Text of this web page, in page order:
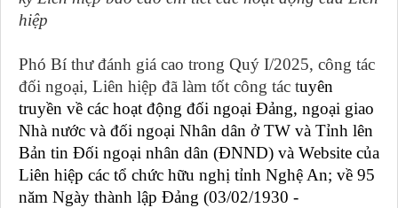
hiệp
Phó Bí thư đánh giá cao trong Quý I/2025, công tác
đối ngoại, Liên hiệp đã làm tốt công tác tuyên
truyền về các hoạt động đối ngoại Đảng, ngoại giao
Nhà nước và đối ngoại Nhân dân ở TW và Tỉnh lên
Bản tin Đối ngoại nhân dân (ĐNND) và Website của
Liên hiệp các tổ chức hữu nghị tỉnh Nghệ An; về 95
năm Ngày thành lập Đảng (03/02/1930 -